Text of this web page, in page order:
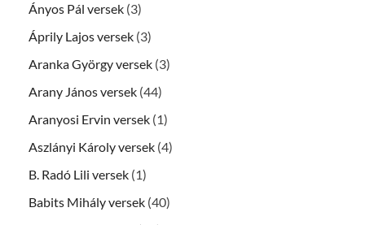
Ányos Pál versek (3)
Áprily Lajos versek (3)
Aranka György versek (3)
Arany János versek (44)
Aranyosi Ervin versek (1)
Aszlányi Károly versek (4)
B. Radó Lili versek (1)
Babits Mihály versek (40)